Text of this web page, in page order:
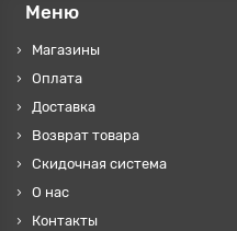
Меню
Магазины
Оплата
Доставка
Возврат товара
Скидочная система
О нас
Контакты